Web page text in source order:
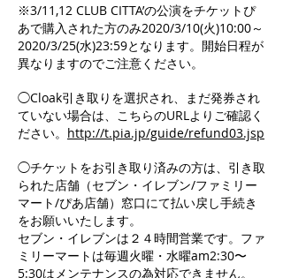
※3/11,12 CLUB CITTA’の公演をチケットぴ
あで購入された方のみ2020/3/10(火)10:00～
2020/3/25(水)23:59となります。開始日程が
異なりますのでご注意ください。
◯Cloak引き取りを選択され、まだ発券され
ていない場合は、こちらのURLよりご確認く
ださい。 http://t.pia.jp/guide/refund03.jsp
◯チケットをお引き取り済みの方は、引き取
られた店舗（セブン・イレブン/ファミリー
マート/ぴあ店舗）窓口にて払い戻し手続き
をお願いいたします。
セブン・イレブンは２４時間営業です。ファ
ミリーマートは毎週火曜・水曜am2:30〜
5:30はメンテナンスの為対応できません。